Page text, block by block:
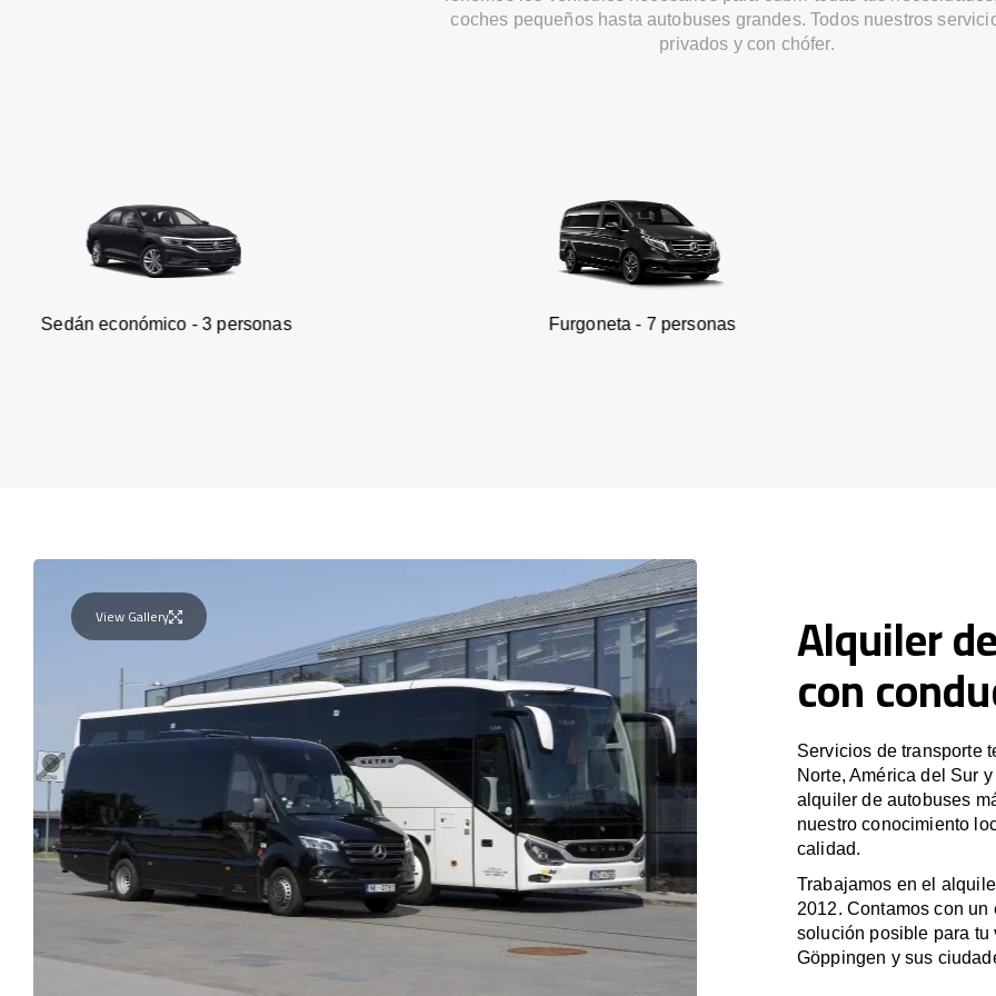
coches pequeños hasta autobuses grandes. Todos nuestros
privados y con chófer.
- 3 personas Furgoneta - 7 personas SUV - 3
View Gallery Alquiler
con
Servicios de transporte
Norte, América del Sur
alquiler de autobuses
nuestro conocimiento
calidad.
Trabajamos en el
2012. Contamos con
solución posible para tu
Göppingen y sus